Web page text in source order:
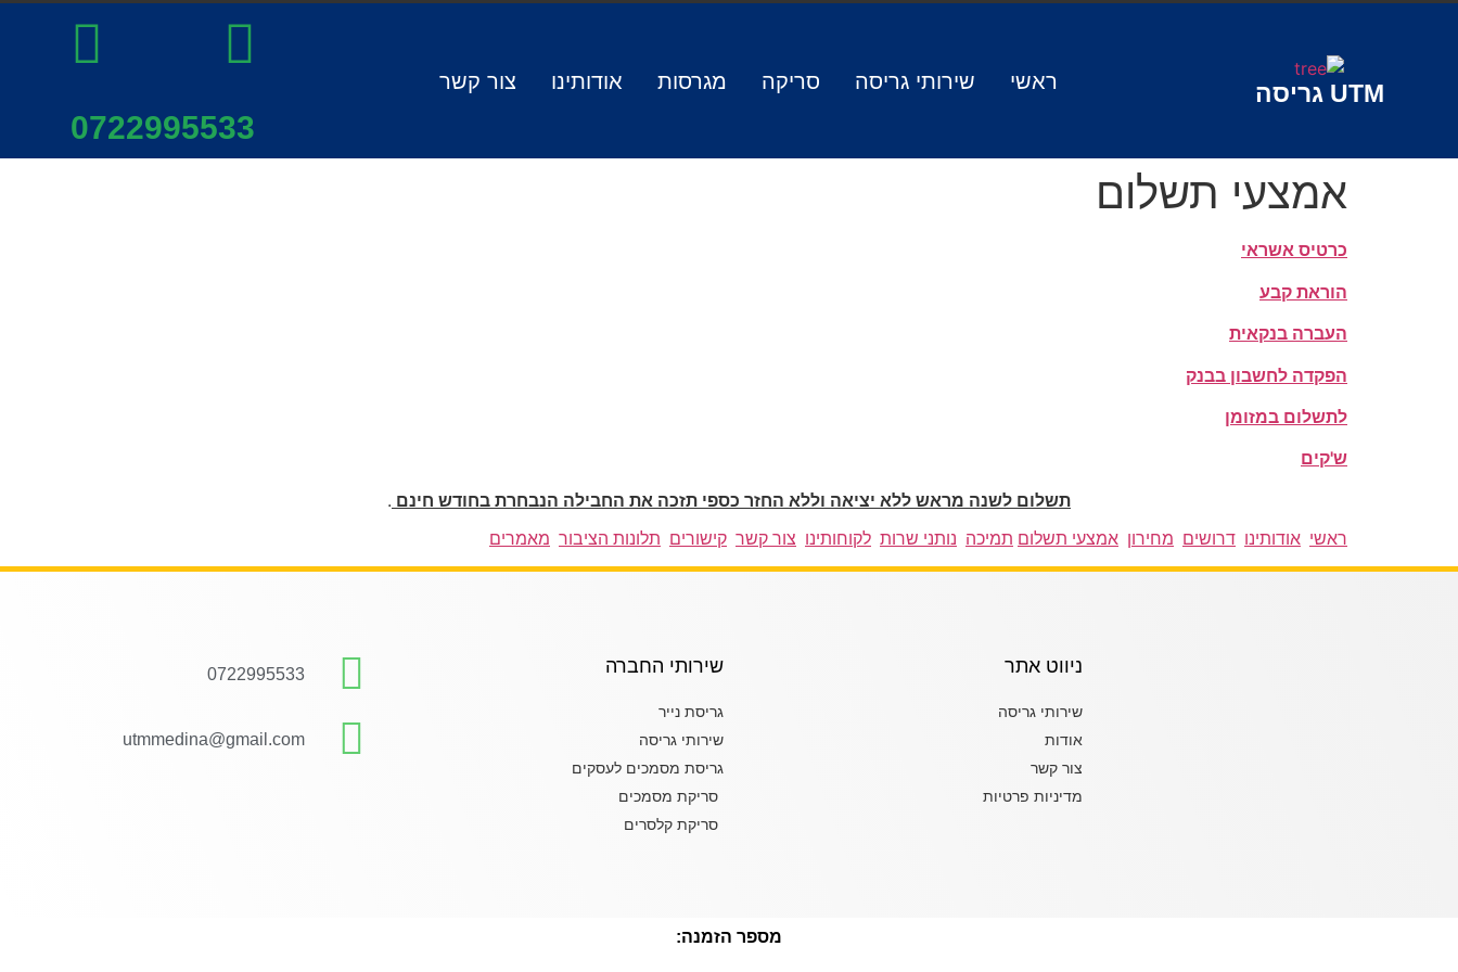
UTM גריסה ראשי שירותי גריסה סריקה מגרסות אודותינו צור קשר
0722995533
אמצעי תשלום
כרטיס אשראי
הוראת קבע
העברה בנקאית
הפקדה לחשבון בבנק
לתשלום במזומן
ש'קים
תשלום לשנה מראש ללא יציאה וללא החזר כספי תזכה את החבילה הנבחרת בחודש חינם .
ראשי אודותינו דרושים מחירון אמצעי תשלום תמיכה נותני שרות לקוחותינו צור קשר קישורים תלונות הציבור מאמרים
ניווט אתר
שירותי גריסה
אודות
צור קשר
מדיניות פרטיות
שירותי החברה
גריסת נייר
שירותי גריסה
גריסת מסמכים לעסקים
סריקת מסמכים
סריקת קלסרים
0722995533
utmmedina@gmail.com
מספר הזמנה: